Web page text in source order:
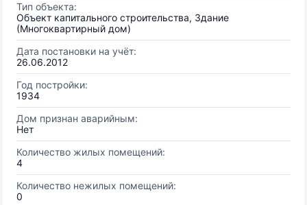
Тип объекта:
Объект капитального строительства, Здание
(Многоквартирный дом)
Дата постановки на учёт:
26.06.2012
Год постройки:
1934
Дом признан аварийным:
Нет
Количество жилых помещений:
4
Количество нежилых помещений:
0